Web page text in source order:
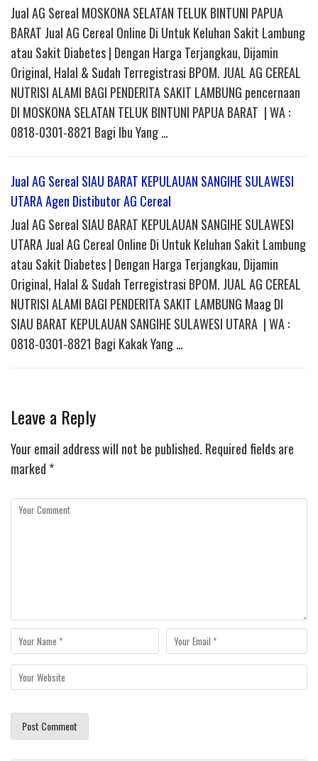
Jual AG Sereal MOSKONA SELATAN TELUK BINTUNI PAPUA
BARAT Jual AG Cereal Online Di Untuk Keluhan Sakit Lambung
atau Sakit Diabetes | Dengan Harga Terjangkau, Dijamin
Original, Halal & Sudah Terregistrasi BPOM. JUAL AG CEREAL
NUTRISI ALAMI BAGI PENDERITA SAKIT LAMBUNG pencernaan
DI MOSKONA SELATAN TELUK BINTUNI PAPUA BARAT | WA :
0818-0301-8821 Bagi Ibu Yang …
Jual AG Sereal SIAU BARAT KEPULAUAN SANGIHE SULAWESI
UTARA Agen Distibutor AG Cereal
Jual AG Sereal SIAU BARAT KEPULAUAN SANGIHE SULAWESI
UTARA Jual AG Cereal Online Di Untuk Keluhan Sakit Lambung
atau Sakit Diabetes | Dengan Harga Terjangkau, Dijamin
Original, Halal & Sudah Terregistrasi BPOM. JUAL AG CEREAL
NUTRISI ALAMI BAGI PENDERITA SAKIT LAMBUNG Maag DI
SIAU BARAT KEPULAUAN SANGIHE SULAWESI UTARA | WA :
0818-0301-8821 Bagi Kakak Yang …
Leave a Reply
Your email address will not be published. Required fields are
marked *